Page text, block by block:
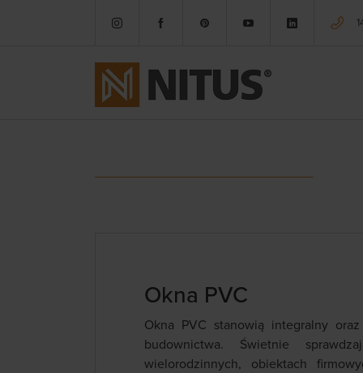
Okna PVC
Okna PVC stanowią integralny
budownictwa. Świetnie
wielorodzinnych, obiektach